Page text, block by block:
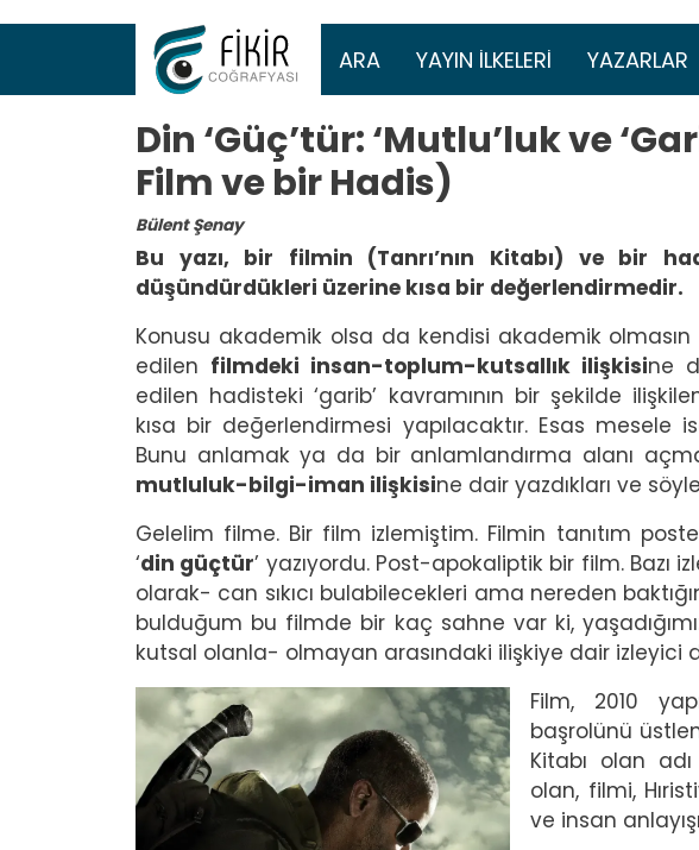
Ana gezinti menüsü
ARA YAYIN İLKELERI YAZARLAR
Din ‘Güç’tür: ‘Mutlu’luk ve
Film ve bir Hadis)
Bülent Şenay
Bu yazı, bir filmin (Tanrı’nın Kitabı) ve bir
düşündürdükleri üzerine kısa bir değerlendirmedir.
Konusu akademik olsa da kendisi akademik olmasın
edilen filmdeki insan-toplum-kutsallık ilişkisine
edilen hadisteki ‘garib’ kavramının bir şekilde
kısa bir değerlendirmesi yapılacaktır. Esas mesele
Bunu anlamak ya da bir anlamlandırma alanı
mutluluk-bilgi-iman ilişkisine dair yazdıkları ve
Gelelim filme. Bir film izlemiştim. Filmin tanıtım
‘din güçtür’ yazıyordu. Post-apokaliptik bir film. Bazı
olarak- can sıkıcı bulabilecekleri ama nereden
bulduğum bu filmde bir kaç sahne var ki,
kutsal olanla- olmayan arasındaki ilişkiye dair izleyici
Image
Film, 2010
başrolünü
Kitabı olan adı
olan, filmi,
ve insan